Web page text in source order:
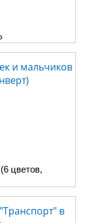
цветов,